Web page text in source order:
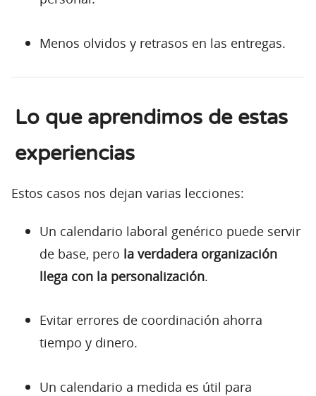
Menos olvidos y retrasos en las entregas.
Lo que aprendimos de estas
experiencias
Estos casos nos dejan varias lecciones:
Un calendario laboral genérico puede servir
de base, pero la verdadera organización
llega con la personalización.
Evitar errores de coordinación ahorra
tiempo y dinero.
Un calendario a medida es útil para